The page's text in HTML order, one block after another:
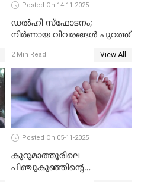
Posted On 14-11-2025
ഡല്‍ഹി സ്‌ഫോടനം;
നിര്‍ണായ വിവരങ്ങള്‍ പുറത്ത്
2 Min Read View All
Posted On 05-11-2025
കുറുമാത്തൂരിലെ
പിഞ്ചുകുഞ്ഞിന്റെ